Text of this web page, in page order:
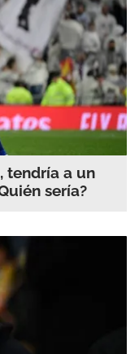
tendría a un
sería?